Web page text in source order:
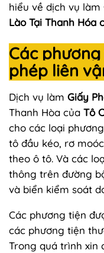
hiểu về dịch vụ làm
Lào Tại Thanh Hóa
Các
phép liên
Dịch vụ làm Giấy
Thanh Hòa của Tô
cho các loại
tô đầu kéo, rơ
theo ô tô. Và các
thông trên đường
và biển kiểm soát
Các phương tiện
các phương tiện
Trong quá trình xin